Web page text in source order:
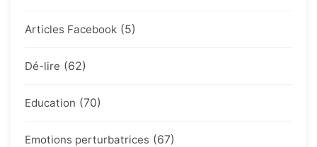
Articles Facebook (5)
Dé-lire (62)
Education (70)
Emotions perturbatrices (67)